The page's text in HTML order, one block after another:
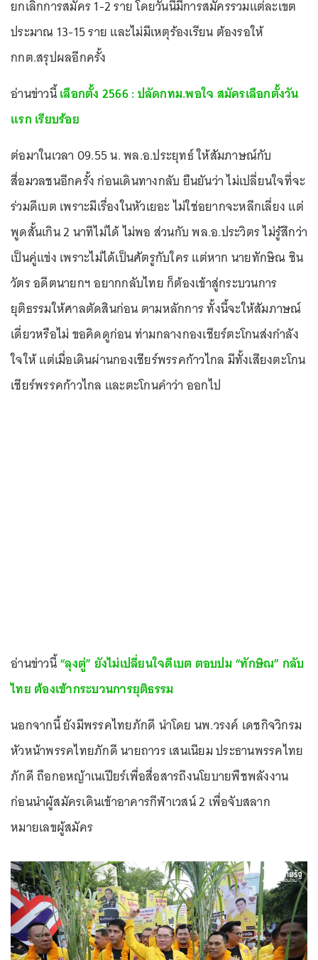
ยกเลิกการสมัคร 1-2 ราย โดยวันนี้มีการสมัครรวมแต่ละเขต
ประมาณ 13-15 ราย และไม่มีเหตุร้องเรียน ต้องรอให้
กกต.สรุปผลอีกครั้ง
อ่านข่าวนี้เลือกตั้ง 2566 : ปลัดกทม.พอใจ สมัครเลือกตั้งวัน
แรก เรียบร้อย
ต่อมาในเวลา 09.55 น. พล.อ.ประยุทธ์ ให้สัมภาษณ์กับ
สื่อมวลชนอีกครั้ง ก่อนเดินทางกลับ ยืนยันว่า ไม่เปลี่ยนใจที่จะ
ร่วมดีเบต เพราะมีเรื่องในหัวเยอะ ไม่ใช่อยากจะหลีกเลี่ยง แต่
พูดสั้นเกิน 2 นาทีไม่ได้ ไม่พอ ส่วนกับ พล.อ.ประวิตร ไม่รู้สึกว่า
เป็นคู่แข่ง เพราะไม่ได้เป็นศัตรูกับใคร แต่หาก นายทักษิณ ชิน
วัตร อดีตนายกฯ อยากกลับไทย ก็ต้องเข้าสู่กระบวนการ
ยุติธรรมให้ศาลตัดสินก่อน ตามหลักการ ทั้งนี้จะให้สัมภาษณ์
เดี่ยวหรือไม่ ขอคิดดูก่อน ท่ามกลางกองเชียร์ตะโกนส่งกำลัง
ใจให้ แต่เมื่อเดินผ่านกองเชียร์พรรคก้าวไกล มีทั้งเสียงตะโกน
เชียร์พรรคก้าวไกล และตะโกนคำว่า ออกไป
อ่านข่าวนี้“ลุงตู่” ยังไม่เปลี่ยนใจดีเบต ตอบปม “ทักษิณ” กลับ
ไทย ต้องเข้ากระบวนการยุติธรรม
นอกจากนี้ ยังมีพรรคไทยภักดี นำโดย นพ.วรงค์ เดชกิจวิกรม
หัวหน้าพรรคไทยภักดี นายถาวร เสนเนียม ประธานพรรคไทย
ภักดี ถือกอหญ้าเนเปียร์เพื่อสื่อสารถึงนโยบายพืชพลังงาน
ก่อนนำผู้สมัครเดินเข้าอาคารกีฬาเวสน์ 2 เพื่อจับสลาก
หมายเลขผู้สมัคร